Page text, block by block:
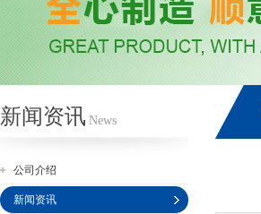
新闻资讯 News
公司介绍
新闻资讯